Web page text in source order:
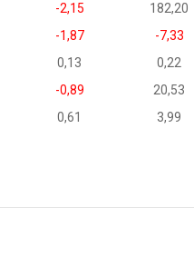
-2,15
182,20
-1,87
-7,33
0,13
0,22
-0,89
20,53
0,61
3,99